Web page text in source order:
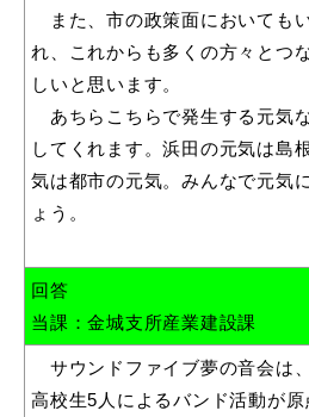
移住・定住（はまだぐ
観光・飲食
場面から探す
妊娠・出産
また、市の政策面においても
れ、これからも多くの方々とつ
しいと思います。
あちらこちらで発生する元気
してくれます。浜田の元気は島
気は都市の元気。みんなで元気
ょう。
回答
当課：金城支所産業建設課
サウンドファイブ夢の音会は
高校生5人によるバンド活動が